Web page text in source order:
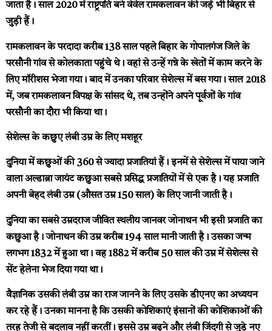
जाता है। साल 2020 में राष्ट्रपति बने वेवेल रामकलावन की जड़ें भी बिहार से
जुड़ी हैं।
रामकलावन के परदादा करीब 138 साल पहले बिहार के गोपालगंज जिले के
परसौनी गांव से कोलकाता पहुंचे थे। वहां से उन्हें गन्ने के खेतों में काम करने के
लिए मॉरीशस भेजा गया। बाद में उनका परिवार सेशेल्स में बस गया। साल 2018
में, जब रामकलावन विपक्ष के सांसद थे, तब उन्होंने अपने पूर्वजों के गांव
परसौनी का दौरा भी किया था।
सेशेल्स के कछुए लंबी उम्र के लिए मशहूर
दुनिया में कछुओं की 360 से ज्यादा प्रजातियां हैं। इनमें से सेशेल्स में पाया जाने
वाला अल्डाब्रा जायंट कछुआ सबसे प्रसिद्ध प्रजातियों में से एक है। यह प्रजाति
अपनी बेहद लंबी उम्र (औसत उम्र 150 साल) के लिए जानी जाती है।
दुनिया का सबसे उम्रदराज जीवित स्थलीय जानवर जोनाथन भी इसी प्रजाति का
कछुआ है। जोनाथन की उम्र करीब 194 साल मानी जाती है। उसका जन्म
लगभग 1832 में हुआ था। वह 1882 में करीब 50 साल की उम्र में सेशेल्स से
सेंट हेलेना भेज दिया गया था।
वैज्ञानिक उसकी लंबी उम्र का राज जानने के लिए उसके डीएनए का अध्ययन
कर रहे हैं। उनका मानना है कि उसकी कोशिकाएं इंसानों की कोशिकाओं की
तरह तेजी से बदलाव नहीं करतीं। इससे उम्र बढ़ने और लंबी जिंदगी से जुड़े नए